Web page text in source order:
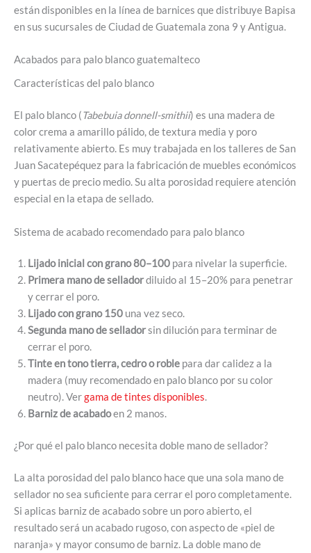
están disponibles en la línea de barnices que distribuye Bapisa
en sus sucursales de Ciudad de Guatemala zona 9 y Antigua.
Acabados para palo blanco guatemalteco
Características del palo blanco
El palo blanco (Tabebuia donnell-smithii) es una madera de
color crema a amarillo pálido, de textura media y poro
relativamente abierto. Es muy trabajada en los talleres de San
Juan Sacatepéquez para la fabricación de muebles económicos
y puertas de precio medio. Su alta porosidad requiere atención
especial en la etapa de sellado.
Sistema de acabado recomendado para palo blanco
Lijado inicial con grano 80–100 para nivelar la superficie.
Primera mano de selladordiluido al 15–20% para penetrar
y cerrar el poro.
Lijado con grano 150 una vez seco.
Segunda mano de selladorsin dilución para terminar de
cerrar el poro.
Tinte en tono tierra, cedro o roble para dar calidez a la
madera (muy recomendado en palo blanco por su color
neutro). Vergama de tintes disponibles.
Barniz de acabadoen 2 manos.
¿Por qué el palo blanco necesita doble mano de sellador?
La alta porosidad del palo blanco hace que una sola mano de
sellador no sea suficiente para cerrar el poro completamente.
Si aplicas barniz de acabado sobre un poro abierto, el
resultado será un acabado rugoso, con aspecto de «piel de
naranja» y mayor consumo de barniz. La doble mano de